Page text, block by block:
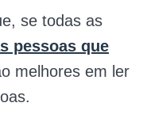
se todas as
pessoas que
melhores em ler